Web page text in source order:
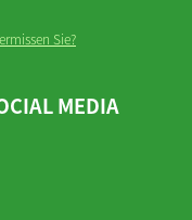
Sie?
MEDIA